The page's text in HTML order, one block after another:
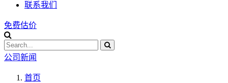
联系我们
免费估价
公司新闻
首页